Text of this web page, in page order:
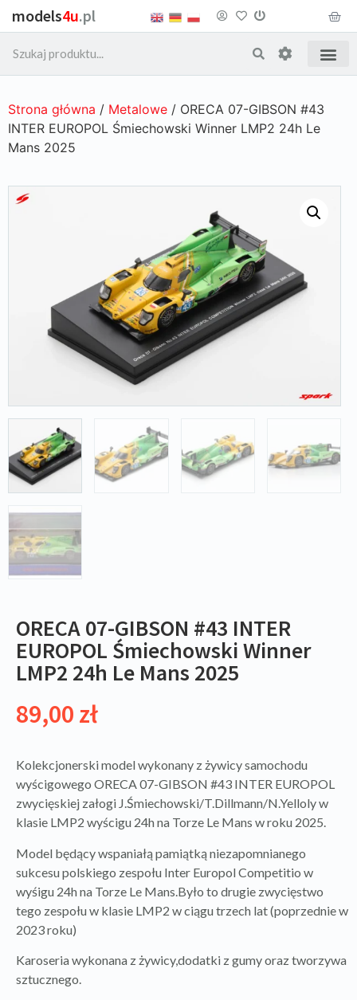
models4u.pl
Strona główna / Metalowe / ORECA 07-GIBSON #43
INTER EUROPOL Śmiechowski Winner LMP2 24h Le
Mans 2025
ORECA 07-GIBSON #43 INTER
EUROPOL Śmiechowski Winner
LMP2 24h Le Mans 2025
89,00 zł
Kolekcjonerski model wykonany z żywicy samochodu
wyścigowego ORECA 07-GIBSON #43 INTER EUROPOL
zwycięskiej załogi J.Śmiechowski/T.Dillmann/N.Yelloly w
klasie LMP2 wyścigu 24h na Torze Le Mans w roku 2025.
Model będący wspaniałą pamiątką niezapomnianego
sukcesu polskiego zespołu Inter Europol Competitio w
wyśigu 24h na Torze Le Mans.Było to drugie zwycięstwo
tego zespołu w klasie LMP2 w ciągu trzech lat (poprzednie w
2023 roku)
Karoseria wykonana z żywicy,dodatki z gumy oraz tworzywa
sztucznego.